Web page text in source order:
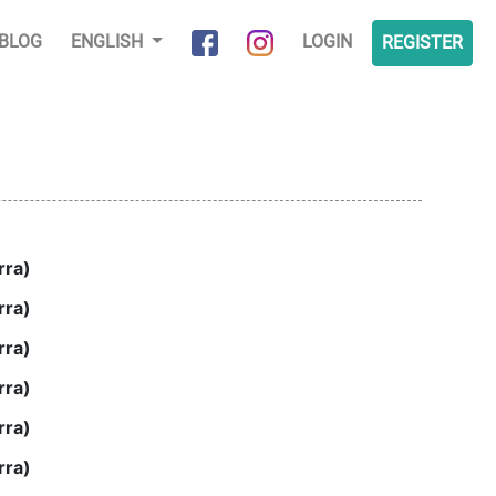
ENGLISH LOGIN REGISTER